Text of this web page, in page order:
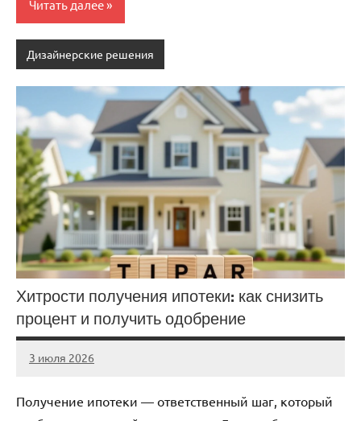
Читать далее
Дизайнерские решения
Хитрости получения ипотеки: как снизить
процент и получить одобрение
3 июля 2026
stroicentr_m
Нет
Получение ипотеки — ответственный шаг, который